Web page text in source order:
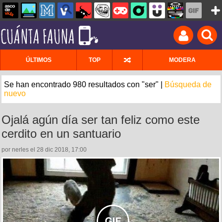
ÚLTIMOS TOP MODERA
Se han encontrado 980 resultados con "ser" |
Búsqueda de
nuevo
Ojalá agún día ser tan feliz como este
cerdito en un santuario
por nerles el 28 dic 2018, 17:00